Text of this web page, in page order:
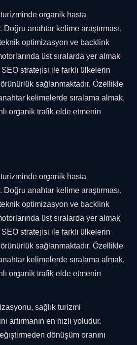
organik hasta
Doğru anahtar kelime araştırması,
optimizasyon ve backlink
üst sıralarda yer almak
stratejisi ile farklı ülkelerin
sağlanmaktadır. Özellikle
kelimelerde sıralama almak,
organik trafik elde etmenin
organik hasta
Doğru anahtar kelime araştırması,
optimizasyon ve backlink
üst sıralarda yer almak
stratejisi ile farklı ülkelerin
sağlanmaktadır. Özellikle
kelimelerde sıralama almak,
organik trafik elde etmenin
sağlık turizmi
artırmanın en hızlı yoludur.
dönüşüm oranını